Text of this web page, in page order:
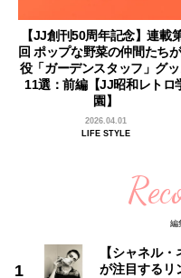
【JJ創刊50周年記念】連載
回 ポップな野菜の仲間たち
役「ガーデンスタッフ」グ
11選：前編【JJ昭和レトロ
園】
2026.04.01
LIFE STYLE
編
【シャネル
が注目する